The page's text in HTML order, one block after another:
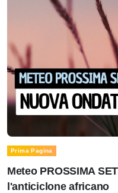
Prima Pagina
Meteo PROSSIMA
l'anticiclone africano